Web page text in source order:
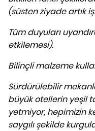
(süsten ziyade artık
Tüm duyuları
etkilemesi).
Bilinçli malzeme
Sürdürülebilir
büyük otellerin yeşil
yetmiyor, hepimizin
saygılı şekilde